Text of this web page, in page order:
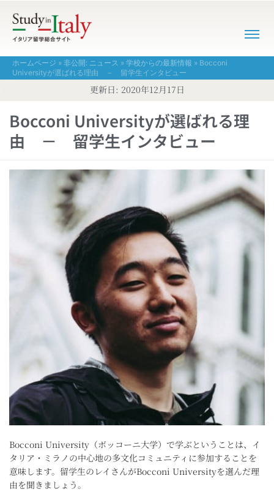
ホームページ » 非公開: ニュース » 学校からの最新情報 » Bocconi
Universityが選ばれる理由 － 留学生インタビュー
更新日: 2020年12月17日
Bocconi Universityが選ばれる理
由 － 留学生インタビュー
Bocconi University（ボッコーニ大学）で学ぶということは、イ
タリア・ミラノの中心地の多文化コミュニティに参加することを
意味します。留学生のレイさんがBocconi Universityを選んだ理
由を聞きましょう。